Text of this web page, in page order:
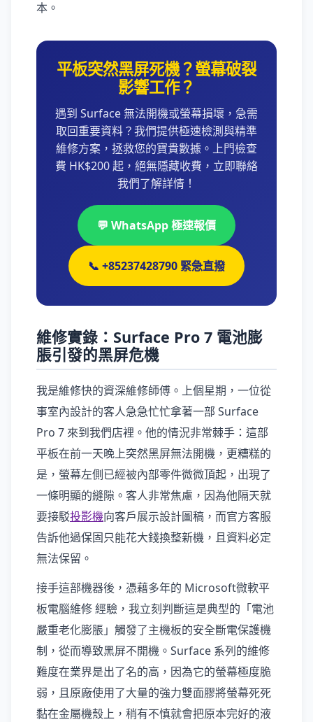
本。
平板突然黑屏死機？螢幕破裂
影響工作？
遇到 Surface 無法開機或螢幕損壞，急需
取回重要資料？我們提供極速檢測與精準
維修方案，拯救您的寶貴數據。上門檢查
費 HK$200 起，絕無隱藏收費，立即聯絡
我們了解詳情！
💬 WhatsApp 極速報價
📞 +85237428790 緊急直撥
維修實錄：Surface Pro 7 電池膨
脹引發的黑屏危機
我是維修快的資深維修師傅。上個星期，一位從
事室內設計的客人急急忙忙拿著一部 Surface
Pro 7 來到我們店裡。他的情況非常棘手：這部
平板在前一天晚上突然黑屏無法開機，更糟糕的
是，螢幕左側已經被內部零件微微頂起，出現了
一條明顯的縫隙。客人非常焦慮，因為他隔天就
要接駁投影機向客戶展示設計圖稿，而官方客服
告訴他過保固只能花大錢換整新機，且資料必定
無法保留。
接手這部機器後，憑藉多年的 Microsoft微軟平
板電腦維修 經驗，我立刻判斷這是典型的「電池
嚴重老化膨脹」觸發了主機板的安全斷電保護機
制，從而導致黑屏不開機。Surface 系列的維修
難度在業界是出了名的高，因為它的螢幕極度脆
弱，且原廠使用了大量的強力雙面膠將螢幕死死
黏在金屬機殼上，稍有不慎就會把原本完好的液